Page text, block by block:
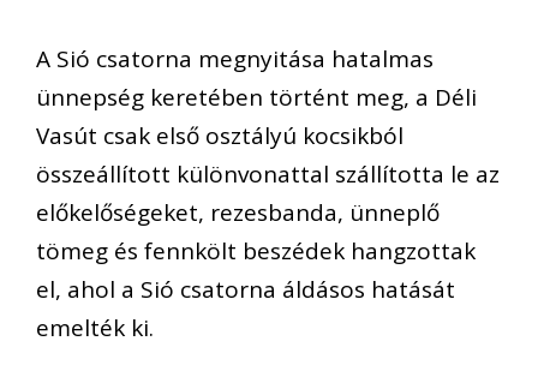
A Sió csatorna megnyitása hatalmas
ünnepség keretében történt meg, a Déli
Vasút csak első osztályú kocsikból
összeállított különvonattal szállította le az
előkelőségeket, rezesbanda, ünneplő
tömeg és fennkölt beszédek hangzottak
el, ahol a Sió csatorna áldásos hatását
emelték ki.